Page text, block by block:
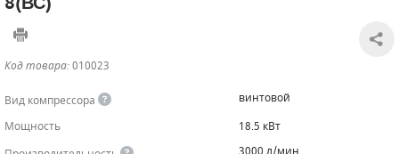
Код товара:010023
Вид компрессора
винтовой
Мощность
18.5 кВт
САДОВАЯ ТЕХНИКА
ЧИЛЛЕРЫ
КАНАЛИЗАЦИОННЫЕ НАСОСЫ
БЕНЗИНОВЫЕ МОТОПОМПЫ
ТАЛИ И ТЕЛЬФЕРЫ
ОСВЕТИТЕЛЬНЫЕ МАЧТЫ
КОНТРОЛЛЕРЫ (БЛОКИ УПРАВЛЕНИЯ)
ПРЕДОХРАНИТЕЛЬНЫЕ КЛАПАНЫ